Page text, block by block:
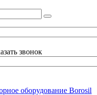
звонок
оборудование Borosil